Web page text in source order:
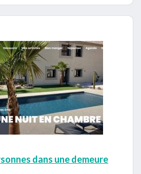
dans une demeure